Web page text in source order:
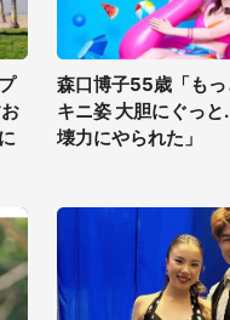
森口博子55歳「も
キニ姿 大胆にぐっ
壊力にやられた」